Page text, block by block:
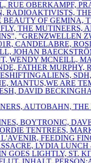
RUE OBERKAMPF,
RADIOAKTIVISTS,
BEAUTY OF GEMINA,
THE MUTINEERS,
"GRENZWELLEN
CANDELABRE,
JOHAN
WENDY MCNEILL,
FATHER MURPHY,
MANTUS,WE ARE
DAVID
AUTOBAHN,
BOYTRONIC,
TENTREES,
FEEDING
LYDIA
GOES LIGHTLY, ST.
INHALT,